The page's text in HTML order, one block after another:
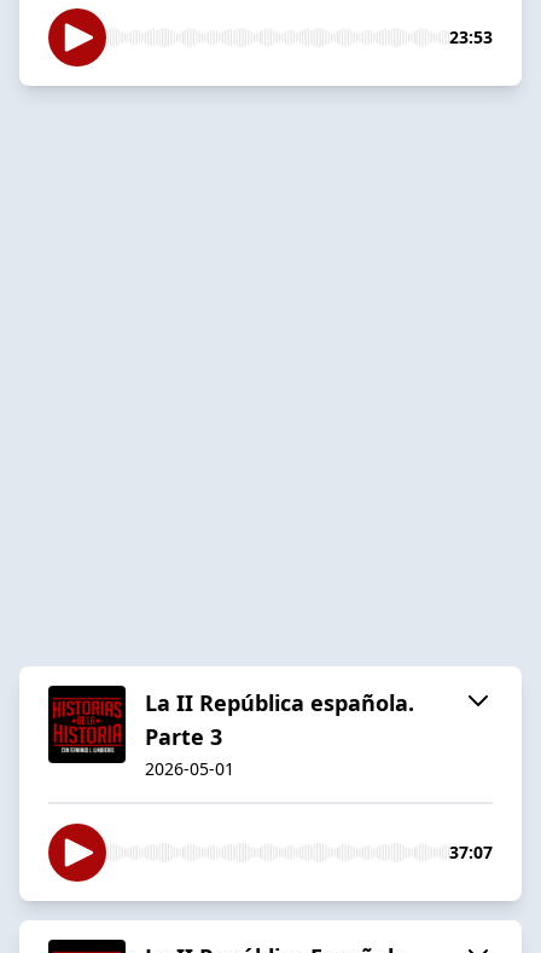
23:53
La II República española.
Parte 3
2026-05-01
37:07